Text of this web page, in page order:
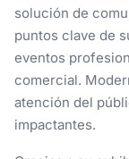
solución de
puntos clave de
eventos
comercial.
atención del
impactantes.